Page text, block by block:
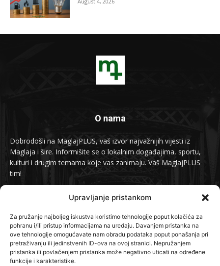
Upravljanje pristankom
Za pružanje najboljeg iskustva koristimo tehnologije poput kolačića za
pohranu i/ili pristup informacijama na uređaju. Davanjem pristanka na
ove tehnologije omogućavate nam obradu podataka poput ponašanja pri
pretraživanju ili jedinstvenih ID-ova na ovoj stranici. Nepružanjem
pristanka ili povlačenjem pristanka može negativno uticati na određene
funkcije i karakteristike.
O nama
Dobrodošli na MaglajPLUS, vaš izvor najvažnijih vijesti iz
Maglaja i šire. Informišite se o lokalnim događajima, sportu,
kulturi i drugim temama koje vas zanimaju. Vaš MaglajPLUS
tim!
info@maglajplus.ba
Pratite nas na